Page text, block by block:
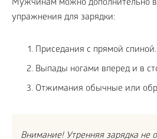
Мужчинам можно дополнительно
упражнения для зарядки:
Приседания с прямой спиной.
Выпады ногами вперед и в
Отжимания обычные или
Внимание! Утренняя зарядка не